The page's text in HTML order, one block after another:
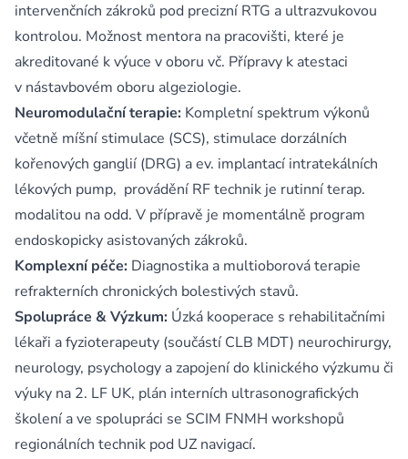
intervenčních zákroků pod precizní RTG a ultrazvukovou
kontrolou. Možnost mentora na pracovišti, které je
akreditované k výuce v oboru vč. Přípravy k atestaci
v nástavbovém oboru algeziologie.
Neuromodulační terapie: Kompletní spektrum výkonů
včetně míšní stimulace (SCS), stimulace dorzálních
kořenových ganglií (DRG) a ev. implantací intratekálních
lékových pump, provádění RF technik je rutinní terap.
modalitou na odd. V přípravě je momentálně program
endoskopicky asistovaných zákroků.
Komplexní péče: Diagnostika a multioborová terapie
refrakterních chronických bolestivých stavů.
Spolupráce & Výzkum: Úzká kooperace s rehabilitačními
lékaři a fyzioterapeuty (součástí CLB MDT) neurochirurgy,
neurology, psychology a zapojení do klinického výzkumu či
výuky na 2. LF UK, plán interních ultrasonografických
školení a ve spolupráci se SCIM FNMH workshopů
regionálních technik pod UZ navigací.